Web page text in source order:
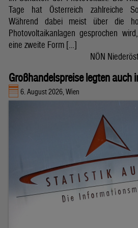
Tage hat Österreich zahlreiche
Während dabei meist über die
Photovoltaikanlagen gesprochen
eine zweite Form […]
NÖN
Großhandelspreise legten auch
6. August 2026, Wien